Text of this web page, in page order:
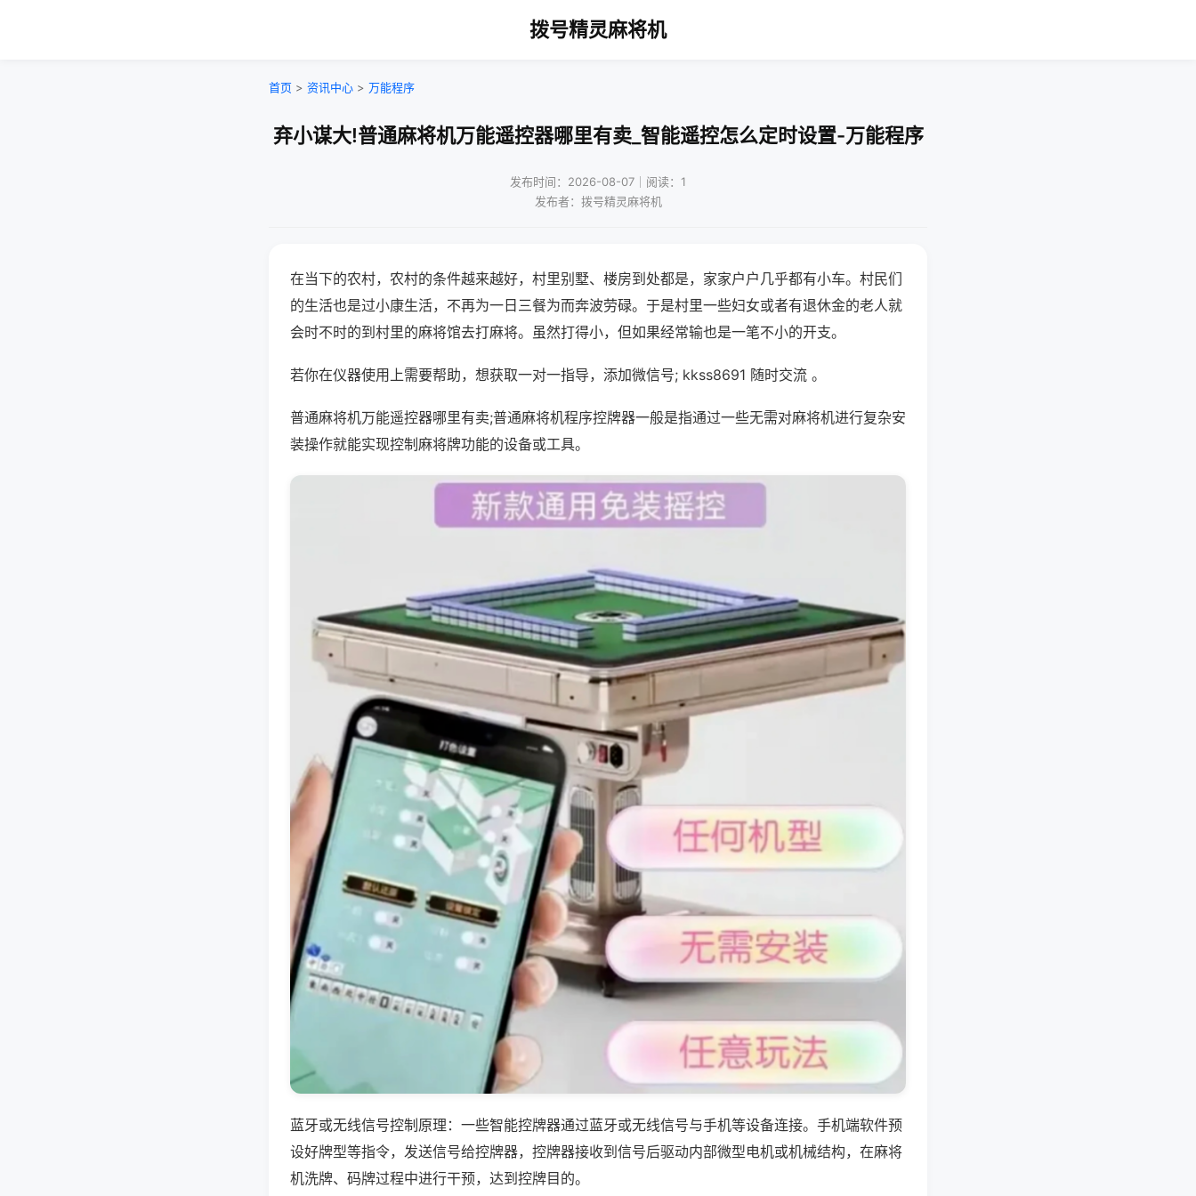
拨号精灵麻将机
首页 > 资讯中心 > 万能程序
弃小谋大!普通麻将机万能遥控器哪里有卖_智能遥控怎么定时设置-万能程序
发布时间：2026-08-07｜阅读：1
发布者：拨号精灵麻将机
在当下的农村，农村的条件越来越好，村里别墅、楼房到处都是，家家户户几乎都有小车。村民们
的生活也是过小康生活，不再为一日三餐为而奔波劳碌。于是村里一些妇女或者有退休金的老人就
会时不时的到村里的麻将馆去打麻将。虽然打得小，但如果经常输也是一笔不小的开支。
若你在仪器使用上需要帮助，想获取一对一指导，添加微信号; kkss8691 随时交流 。
普通麻将机万能遥控器哪里有卖;普通麻将机程序控牌器一般是指通过一些无需对麻将机进行复杂安
装操作就能实现控制麻将牌功能的设备或工具。
蓝牙或无线信号控制原理：一些智能控牌器通过蓝牙或无线信号与手机等设备连接。手机端软件预
设好牌型等指令，发送信号给控牌器，控牌器接收到信号后驱动内部微型电机或机械结构，在麻将
机洗牌、码牌过程中进行干预，达到控牌目的。